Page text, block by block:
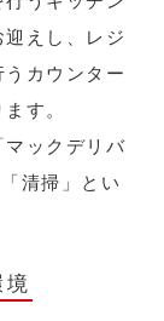
えし、レジ
カウンター
す。
ックデリバ
清掃」とい